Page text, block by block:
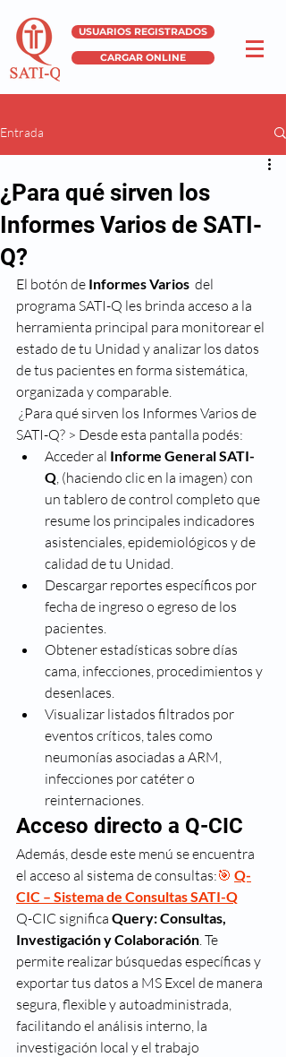
USUARIOS REGISTRADOS
CARGAR ONLINE
Entrada
¿Para qué sirven los
Informes Varios de SATI-
Q?
El botón de Informes Varios del
programa SATI-Q les brinda acceso a la
herramienta principal para monitorear el
estado de tu Unidad y analizar los datos
de tus pacientes en forma sistemática,
organizada y comparable.
¿Para qué sirven los Informes Varios de
SATI-Q? > Desde esta pantalla podés:
Acceder al Informe General SATI-
Q, (haciendo clic en la imagen) con
un tablero de control completo que
resume los principales indicadores
asistenciales, epidemiológicos y de
calidad de tu Unidad.
Descargar reportes específicos por
fecha de ingreso o egreso de los
pacientes.
Obtener estadísticas sobre días
cama, infecciones, procedimientos y
desenlaces.
Visualizar listados filtrados por
eventos críticos, tales como
neumonías asociadas a ARM,
infecciones por catéter o
reinternaciones.
Acceso directo a Q-CIC
Además, desde este menú se encuentra
el acceso al sistema de consultas:🎯 Q-
CIC – Sistema de Consultas SATI-Q
Q-CIC significa Query: Consultas,
Investigación y Colaboración. Te
permite realizar búsquedas específicas y
exportar tus datos a MS Excel de manera
segura, flexible y autoadministrada,
facilitando el análisis interno, la
investigación local y el trabajo